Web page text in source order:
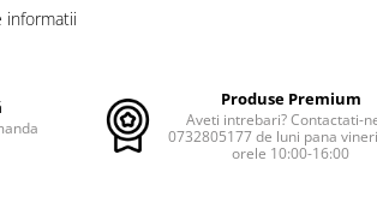
informatii
Produse Premium
Aveti intrebari? Contactati-
0732805177 de luni pana
orele 10:00-16:00